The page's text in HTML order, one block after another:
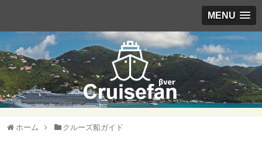
MENU
ホーム クルーズ船ガイド